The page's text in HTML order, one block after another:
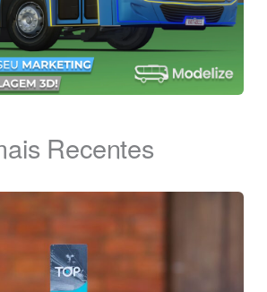
Recentes